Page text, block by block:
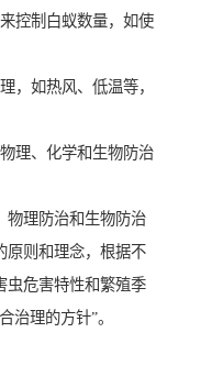
控制白蚁数量，如使
，如热风、低温等，
理、化学和生物防治
物理防治和生物防治
原则和理念，根据不
虫危害特性和繁殖季
治理的方针”。